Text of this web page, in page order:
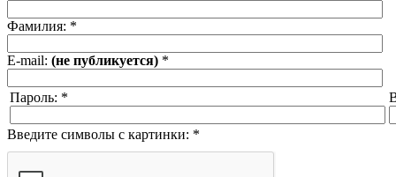
Фамилия: *
E-mail: (не публикуется) *
Пароль: *
Введите символы с картинки: *